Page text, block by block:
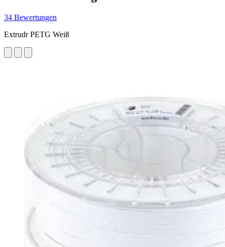
34 Bewertungen
Extrudr PETG Weiß